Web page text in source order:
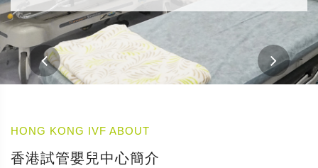
HONG KONG IVF ABOUT
香港試管嬰兒中心簡介